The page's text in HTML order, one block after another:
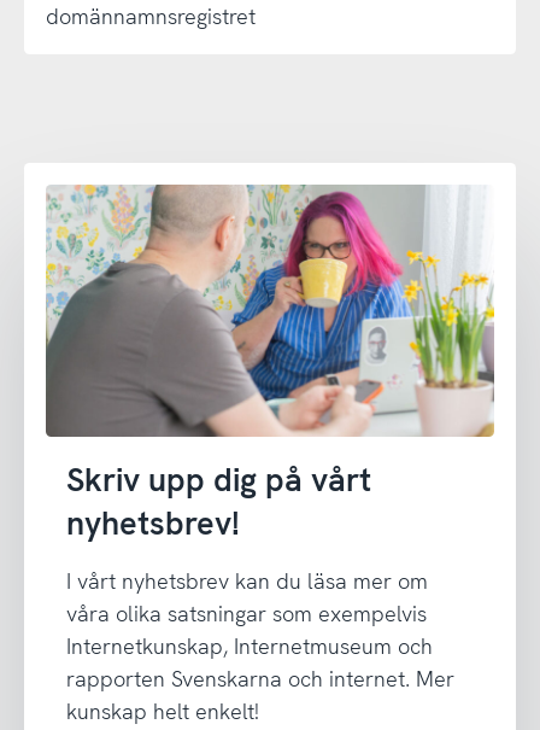
domännamnsregistret
Skriv upp dig på vårt
nyhetsbrev!
I vårt nyhetsbrev kan du läsa mer om
våra olika satsningar som exempelvis
Internetkunskap, Internetmuseum och
rapporten Svenskarna och internet. Mer
kunskap helt enkelt!